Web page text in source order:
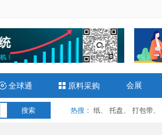
全球通  原料采购 会展
热搜 ： 纸 托盘 打包带